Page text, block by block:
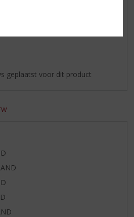
geplaatst voor dit product